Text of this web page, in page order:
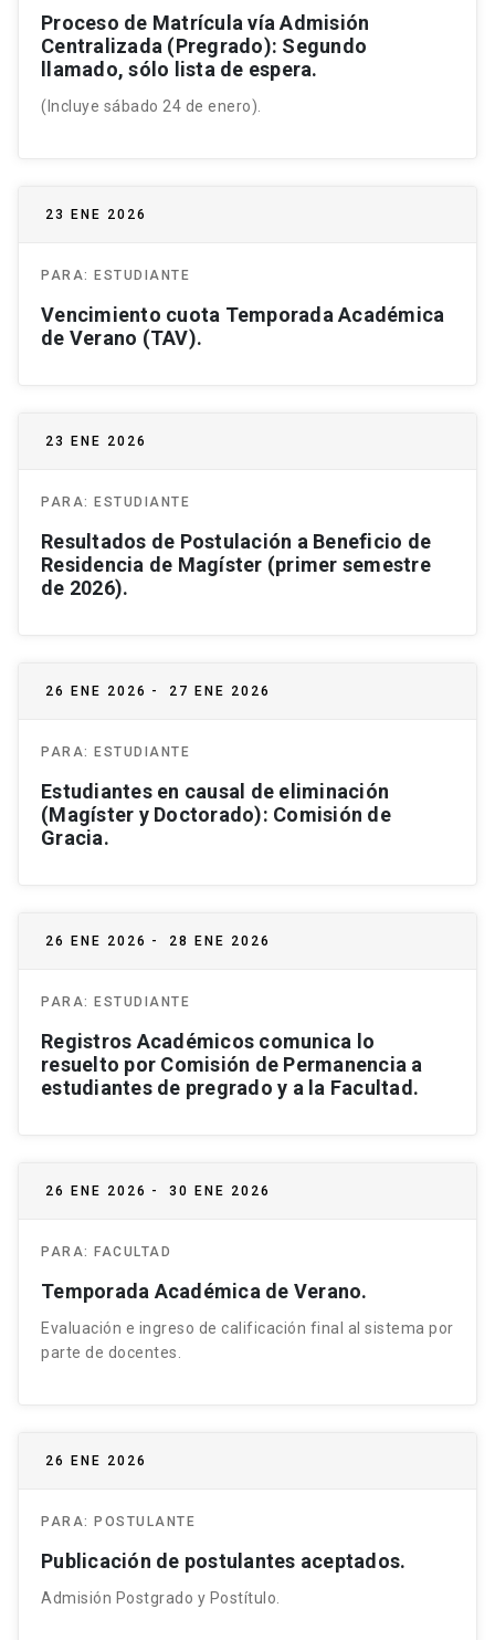
Proceso de Matrícula vía Admisión
Centralizada (Pregrado): Segundo
llamado, sólo lista de espera.
(Incluye sábado 24 de enero).
23 ENE 2026
PARA: ESTUDIANTE
Vencimiento cuota Temporada Académica
de Verano (TAV).
23 ENE 2026
PARA: ESTUDIANTE
Resultados de Postulación a Beneficio de
Residencia de Magíster (primer semestre
de 2026).
26 ENE 2026 - 27 ENE 2026
PARA: ESTUDIANTE
Estudiantes en causal de eliminación
(Magíster y Doctorado): Comisión de
Gracia.
26 ENE 2026 - 28 ENE 2026
PARA: ESTUDIANTE
Registros Académicos comunica lo
resuelto por Comisión de Permanencia a
estudiantes de pregrado y a la Facultad.
26 ENE 2026 - 30 ENE 2026
PARA: FACULTAD
Temporada Académica de Verano.
Evaluación e ingreso de calificación final al sistema por
parte de docentes.
26 ENE 2026
PARA: POSTULANTE
Publicación de postulantes aceptados.
Admisión Postgrado y Postítulo.